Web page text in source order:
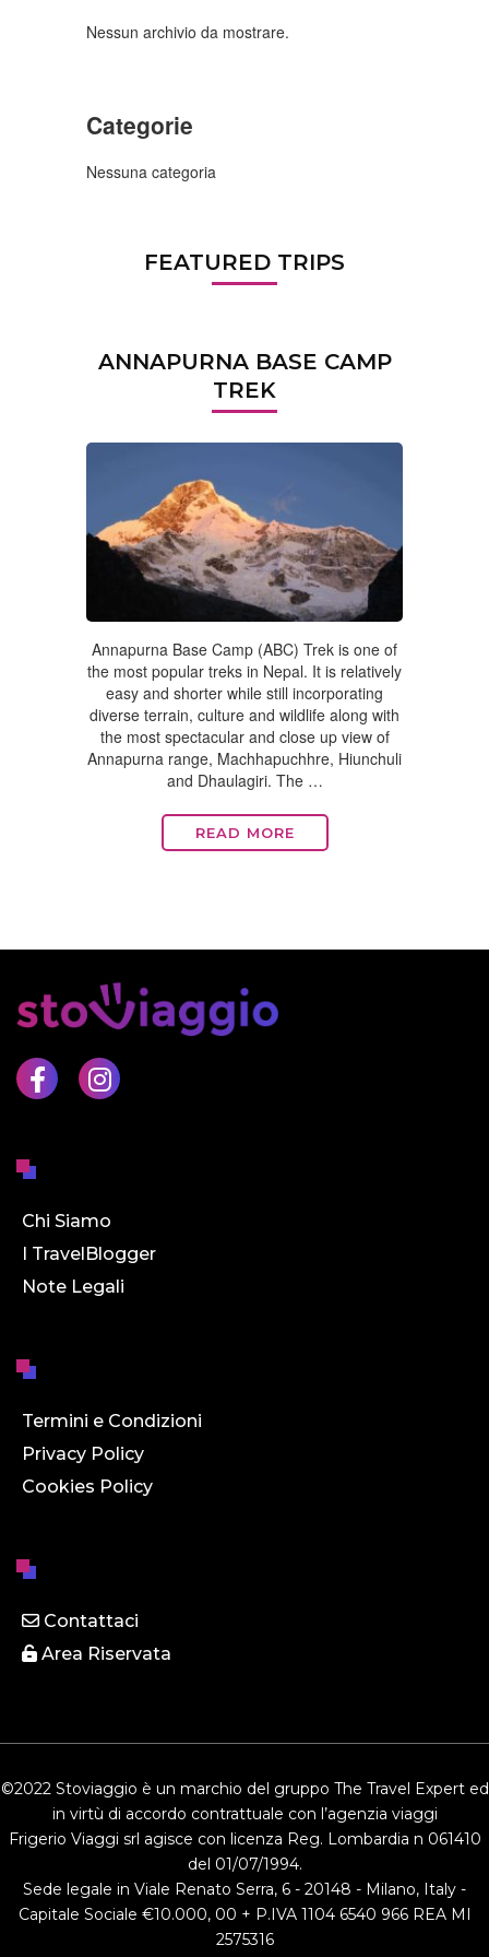
Nessun archivio da mostrare.
Categorie
Nessuna categoria
FEATURED TRIPS
ANNAPURNA BASE CAMP
TREK
Annapurna Base Camp (ABC) Trek is one of
the most popular treks in Nepal. It is relatively
easy and shorter while still incorporating
diverse terrain, culture and wildlife along with
the most spectacular and close up view of
Annapurna range, Machhapuchhre, Hiunchuli
and Dhaulagiri. The …
READ MORE
Chi Siamo
I TravelBlogger
Note Legali
Termini e Condizioni
Privacy Policy
Cookies Policy
Contattaci
Area Riservata
©2022 Stoviaggio è un marchio del gruppo The Travel Expert ed
in virtù di accordo contrattuale con l’agenzia viaggi
Frigerio Viaggi srl agisce con licenza Reg. Lombardia n 061410
del 01/07/1994.
Sede legale in Viale Renato Serra, 6 - 20148 - Milano, Italy -
Capitale Sociale €10.000, 00 + P.IVA 1104 6540 966 REA MI
2575316